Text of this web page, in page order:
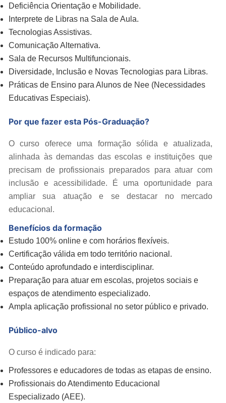
Deficiência Orientação e Mobilidade.
Interprete de Libras na Sala de Aula.
Tecnologias Assistivas.
Comunicação Alternativa.
Sala de Recursos Multifuncionais.
Diversidade, Inclusão e Novas Tecnologias para Libras.
Práticas de Ensino para Alunos de Nee (Necessidades
Educativas Especiais).
Por que fazer esta Pós-Graduação?
O curso oferece uma formação sólida e atualizada,
alinhada às demandas das escolas e instituições que
precisam de profissionais preparados para atuar com
inclusão e acessibilidade. É uma oportunidade para
ampliar sua atuação e se destacar no mercado
educacional.
Benefícios da formação
Estudo 100% online e com horários flexíveis.
Certificação válida em todo território nacional.
Conteúdo aprofundado e interdisciplinar.
Preparação para atuar em escolas, projetos sociais e
espaços de atendimento especializado.
Ampla aplicação profissional no setor público e privado.
Público-alvo
O curso é indicado para:
Professores e educadores de todas as etapas de ensino.
Profissionais do Atendimento Educacional
Especializado (AEE).